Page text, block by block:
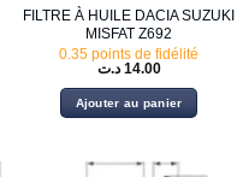
FILTRE À HUILE DACIA SUZUKI
MISFAT Z692
0.35 points de fidélité
14.00 د.ت
Ajouter au panier